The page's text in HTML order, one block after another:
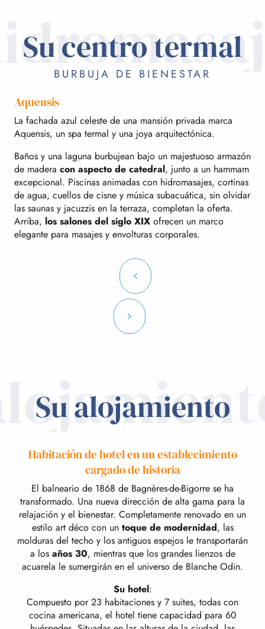
Su centro termal
BURBUJA DE BIENESTAR
Aquensis
La fachada azul celeste de una mansión privada marca
Aquensis, un spa termal y una joya arquitectónica.
Baños y una laguna burbujean bajo un majestuoso armazón
de madera con aspecto de catedral, junto a un hammam
excepcional. Piscinas animadas con hidromasajes, cortinas
de agua, cuellos de cisne y música subacuática, sin olvidar
las saunas y jacuzzis en la terraza, completan la oferta.
Arriba, los salones del siglo XIX ofrecen un marco
elegante para masajes y envolturas corporales.
Su alojamiento
Habitación de hotel en un establecimiento
cargado de historia
El balneario de 1868 de Bagnères-de-Bigorre se ha
transformado. Una nueva dirección de alta gama para la
relajación y el bienestar. Completamente renovado en un
estilo art déco con un toque de modernidad, las
molduras del techo y los antiguos espejos le transportarán
a los años 30, mientras que los grandes lienzos de
acuarela le sumergirán en el universo de Blanche Odin.
Su hotel:
Compuesto por 23 habitaciones y 7 suites, todas con
cocina americana, el hotel tiene capacidad para 60